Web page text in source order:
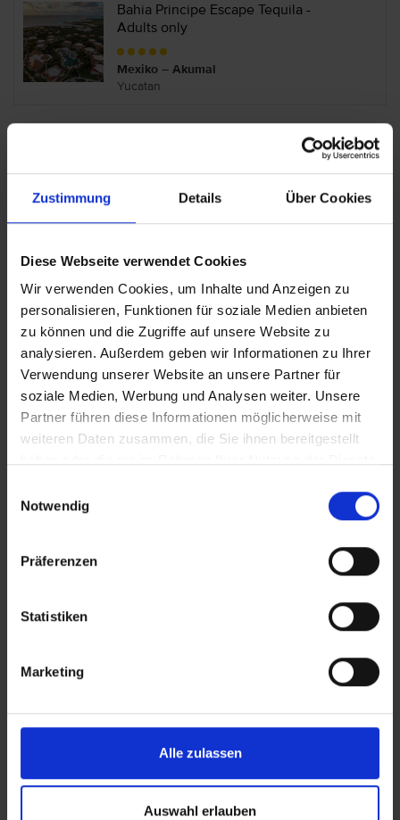
Zustimmung Details Über Cookies
Diese Webseite verwendet Cookies
Wir verwenden Cookies, um Inhalte und Anzeigen zu
personalisieren, Funktionen für soziale Medien anbieten
zu können und die Zugriffe auf unsere Website zu
analysieren. Außerdem geben wir Informationen zu Ihrer
Verwendung unserer Website an unsere Partner für
soziale Medien, Werbung und Analysen weiter. Unsere
Partner führen diese Informationen möglicherweise mit
weiteren Daten zusammen, die Sie ihnen bereitgestellt
Notwendig
Präferenzen
Statistiken
Marketing
Alle zulassen
Auswahl erlauben
Bahia Principe Escape Tequila -
Adults only
Mexiko – Akumal
Yucatan
Bahia Principe Explore Akumal
Bahia Principe Explore Coba
Mexiko – Akumal
Yucatan
Bahia Principe Explore Tulum
Mexiko – Akumal
Grand Palladium Kantenah Resort &
Adults Only